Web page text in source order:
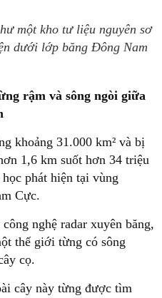
một kho tư liệu nguyên sơ
dưới lớp băng Đông Nam
rậm và sông ngòi giữa
khoảng 31.000 km² và bị
1,6 km suốt hơn 34 triệu
phát hiện tại vùng
Cực.
nghệ radar xuyên băng,
thế giới từng có sông
cọ.
cây này từng được tìm